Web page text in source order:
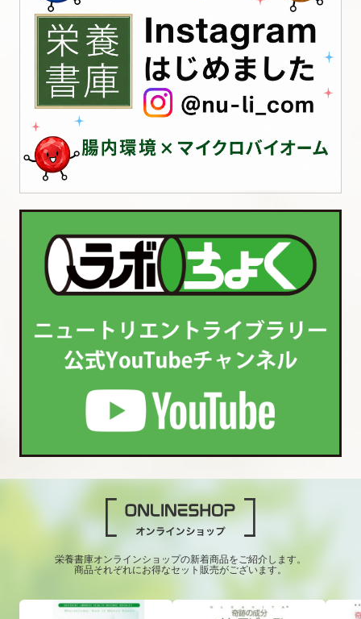
栄養書庫オンラインショップの新着商品をご紹介します。
商品それぞれにお得なセット販売がございます。